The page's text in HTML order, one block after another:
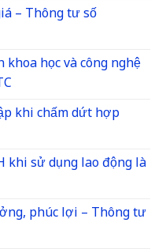
– Thông tư số
học và công nghệ
khi chấm dứt hợp
khi sử dụng lao động là
phúc lợi – Thông tư